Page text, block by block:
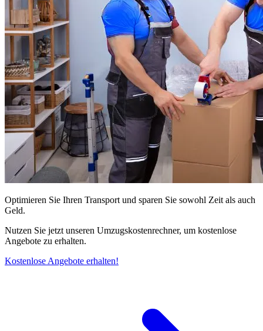
Optimieren Sie Ihren Transport und sparen Sie sowohl Zeit als auch
Geld.
Nutzen Sie jetzt unseren Umzugskostenrechner, um kostenlose
Angebote zu erhalten.
Kostenlose Angebote erhalten!